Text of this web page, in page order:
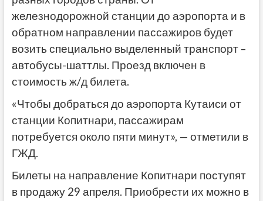
железнодорожной станции до аэропорта и в
обратном направлении пассажиров будет
возить специально выделенный транспорт –
автобусы-шаттлы. Проезд включен в
стоимость ж/д билета.
«Чтобы добраться до аэропорта Кутаиси от
станции Копитнари, пассажирам
потребуется около пяти минут», — отметили в
ГЖД.
Билеты на направление Копитнари поступят
в продажу 29 апреля. Приобрести их можно в